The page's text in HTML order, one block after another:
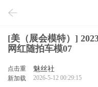
[美（展会模特）]
网红随拍车模07
点击重
新加载
魅丝社
2026-5-12 00:29:15